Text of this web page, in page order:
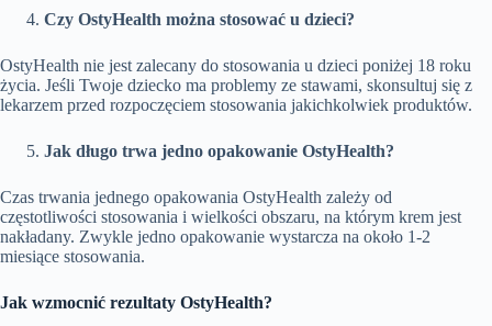
Czy OstyHealth można stosować u dzieci?
OstyHealth nie jest zalecany do stosowania u dzieci poniżej 18 roku
życia. Jeśli Twoje dziecko ma problemy ze stawami, skonsultuj się z
lekarzem przed rozpoczęciem stosowania jakichkolwiek produktów.
Jak długo trwa jedno opakowanie OstyHealth?
Czas trwania jednego opakowania OstyHealth zależy od
częstotliwości stosowania i wielkości obszaru, na którym krem jest
nakładany. Zwykle jedno opakowanie wystarcza na około 1-2
miesiące stosowania.
Jak wzmocnić rezultaty OstyHealth?